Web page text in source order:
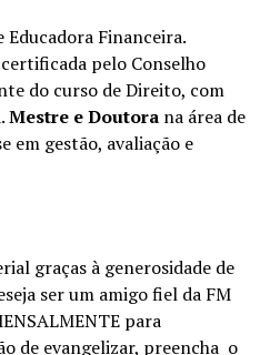
Financeira.
pelo Conselho
do curso de Direito, com
Mestre e Doutorana área de
em gestão, avaliação e
graças à generosidade de
ser um amigo fiel da FM
para
de evangelizar, preencha o